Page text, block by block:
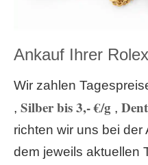
Ankauf Ihrer
Wir zahlen
, Silber bis 3,- €/g,
richten wir uns bei
dem jeweils aktuellen